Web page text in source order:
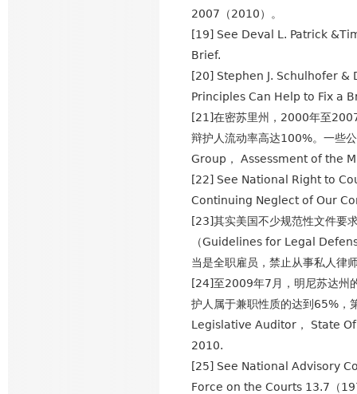
2007（2010）。
[19] See Deval L. Patrick
Brief.
[20] Stephen J. Schulhofer
Principles Can Help to Fix a
[21]在密苏里州，2000年至
辩护人流动率高达100%。一些
Group， Assessment of the
[22] See National Right to
Continuing Neglect of Our
[23]其实美国不少规范性文件要
（Guidelines for Legal
当是全职雇员，禁止从事私人律
[24]至2009年7月，明尼苏达州
护人属于兼职性质的达到65%
Legislative Auditor， State
2010.
[25] See National Advisory
Force on the Courts 13.7（